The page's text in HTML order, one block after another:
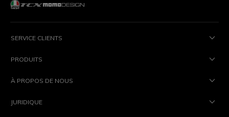
SERVICE CLIENTS
PRODUITS
À PROPOS DE NOUS
JURIDIQUE